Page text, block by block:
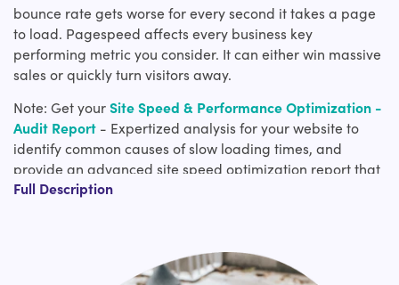
bounce rate gets worse for every second it takes a page
to load. Pagespeed affects every business key
performing metric you consider. It can either win massive
sales or quickly turn visitors away.
Note: Get yourSite Speed & Performance Optimization -
Audit Report - Expertized analysis for your website to
identify common causes of slow loading times, and
provide an advanced site speed optimization report that
can be later used to implement bug fixes and caches in
important to site success?
Full Description